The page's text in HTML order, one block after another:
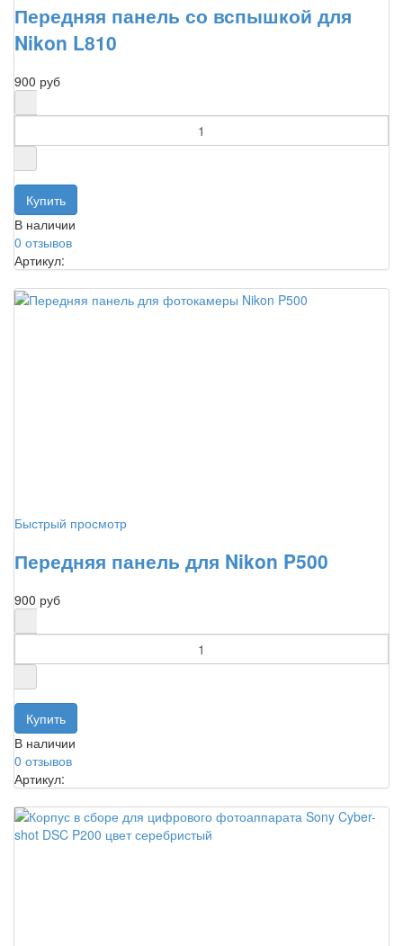
Передняя панель со вспышкой для
Nikon L810
900 руб
В наличии
0 отзывов
Артикул:
Быстрый просмотр
Передняя панель для Nikon P500
900 руб
В наличии
0 отзывов
Артикул: